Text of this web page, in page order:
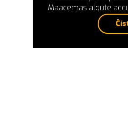
Maacemas alqute